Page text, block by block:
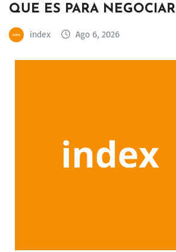
QUE ES PARA NEGOCIAR
index Ago 6, 2026